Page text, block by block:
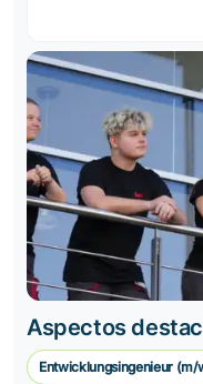
Aspectos
Entwicklungsingenieur (m/